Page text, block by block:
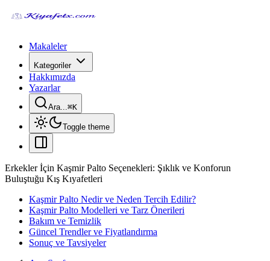
Makaleler
Kategoriler
Hakkımızda
Yazarlar
Ara...⌘K
Toggle theme
Erkekler İçin Kaşmir Palto Seçenekleri: Şıklık ve Konforun
Buluştuğu Kış Kıyafetleri
Kaşmir Palto Nedir ve Neden Tercih Edilir?
Kaşmir Palto Modelleri ve Tarz Önerileri
Bakım ve Temizlik
Güncel Trendler ve Fiyatlandırma
Sonuç ve Tavsiyeler